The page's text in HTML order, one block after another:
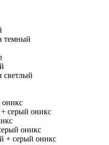
темный
светлый
серый оникс
оникс